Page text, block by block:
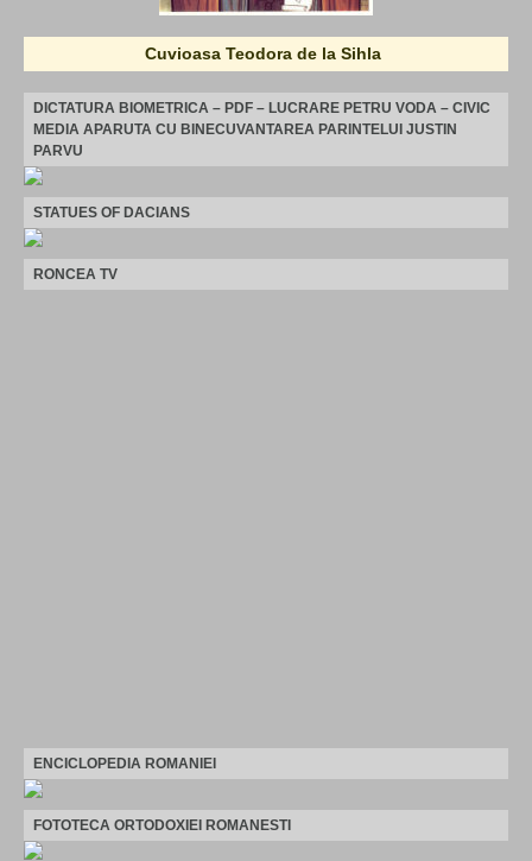
Cuvioasa Teodora de la Sihla
DICTATURA BIOMETRICA – PDF – LUCRARE PETRU VODA – CIVIC
MEDIA APARUTA CU BINECUVANTAREA PARINTELUI JUSTIN
PARVU
STATUES OF DACIANS
RONCEA TV
ENCICLOPEDIA ROMANIEI
FOTOTECA ORTODOXIEI ROMANESTI